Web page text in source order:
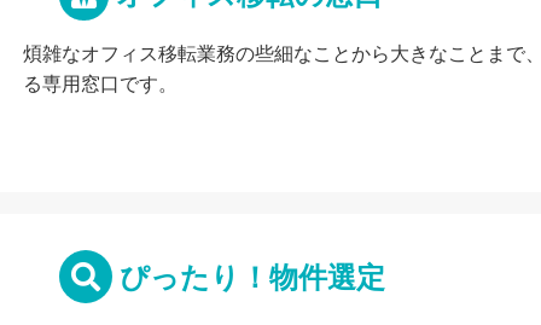
煩雑なオフィス移転業務の些細なことから大きなことまで
る専用窓口です。
ぴったり！物件選定